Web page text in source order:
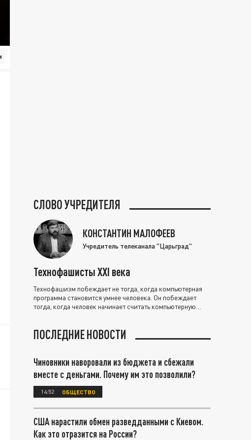
СЛОВО УЧРЕДИТЕЛЯ
КОНСТАНТИН МАЛОФЕЕВ
Учредитель телеканала "Царьград"
Технофашисты XXI века
Технофашизм побеждает не тогда, когда компьютерная
программа становится умнее человека. Он побеждает
тогда, когда человек начинает считать компьютерную
ПОСЛЕДНИЕ НОВОСТИ
Чиновники наворовали из бюджета и сбежали
вместе с деньгами. Почему им это позволили?
14:52 ОБЩЕСТВО
США нарастили обмен разведданными с Киевом.
Как это отразится на России?